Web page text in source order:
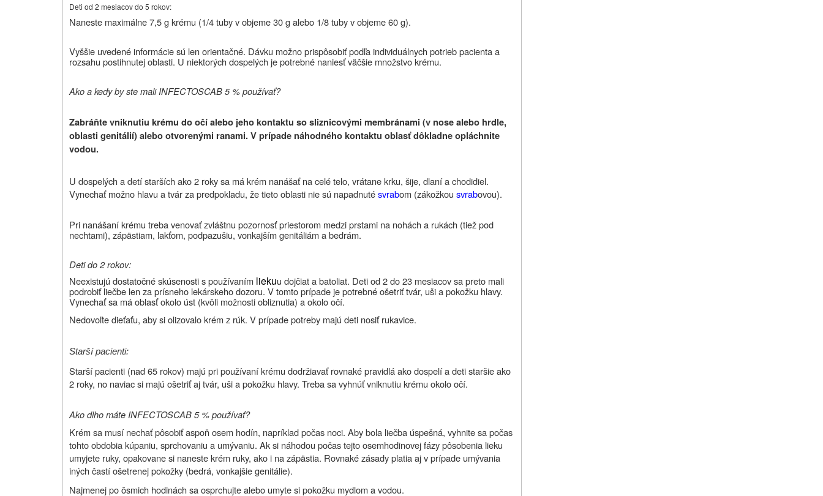
Deti od 2 mesiacov do 5 rokov:
Naneste maximálne 7,5 g krému (1/4 tuby v objeme 30 g alebo 1/8 tuby v objeme 60 g).
Vyššie uvedené informácie sú len orientačné. Dávku možno prispôsobiť podľa individuálnych potrieb pacienta a
rozsahu postihnutej oblasti. U niektorých dospelých je potrebné naniesť väčšie množstvo krému.
Ako a kedy by ste mali INFECTOSCAB 5 % používať?
Zabráňte vniknutiu krému do očí alebo jeho kontaktu so sliznicovými membránami (v nose alebo hrdle,
oblasti genitálií) alebo otvorenými ranami. V prípade náhodného kontaktu oblasť dôkladne opláchnite
vodou.
U dospelých a detí starších ako 2 roky sa má krém nanášať na celé telo, vrátane krku, šije, dlaní a chodidiel.
Vynechať možno hlavu a tvár za predpokladu, že tieto oblasti nie sú napadnutésvrabom (zákožkou svrabovou).
Pri nanášaní krému treba venovať zvláštnu pozornosť priestorom medzi prstami na nohách a rukách (tiež pod
nechtami), zápästiam, lakťom, podpazušiu, vonkajším genitáliám a bedrám.
Deti do 2 rokov:
Neexistujú dostatočné skúsenosti s používaním liekuu dojčiat a batoliat. Deti od 2 do 23 mesiacov sa preto mali
podrobiť liečbe len za prísneho lekárskeho dozoru. V tomto prípade je potrebné ošetriť tvár, uši a pokožku hlavy.
Vynechať sa má oblasť okolo úst (kvôli možnosti obliznutia) a okolo očí.
Nedovoľte dieťaťu, aby si olizovalo krém z rúk. V prípade potreby majú deti nosiť rukavice.
Starší pacienti:
Starší pacienti (nad 65 rokov) majú pri používaní krému dodržiavať rovnaké pravidlá ako dospelí a deti staršie ako
2 roky, no naviac si majú ošetriť aj tvár, uši a pokožku hlavy. Treba sa vyhnúť vniknutiu krému okolo očí.
Ako dlho máte INFECTOSCAB 5 % používať?
Krém sa musí nechať pôsobiť aspoň osem hodín, napríklad počas noci. Aby bola liečba úspešná, vyhnite sa počas
tohto obdobia kúpaniu, sprchovaniu a umývaniu. Ak si náhodou počas tejto osemhodinovej fázy pôsobenia lieku
umyjete ruky, opakovane si naneste krém ruky, ako i na zápästia. Rovnaké zásady platia aj v prípade umývania
iných častí ošetrenej pokožky (bedrá, vonkajšie genitálie).
Najmenej po ôsmich hodinách sa osprchujte alebo umyte si pokožku mydlom a vodou.